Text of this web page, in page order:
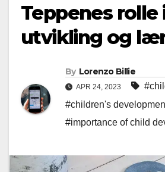
Teppenes rolle
utvikling og
By Lorenzo Billie
APR 24, 2023
#children's
#importance of child